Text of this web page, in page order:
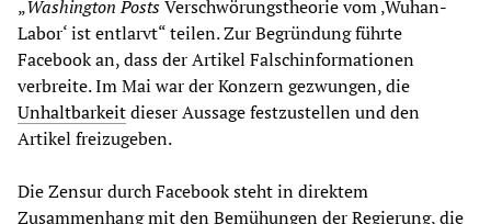
„Washington PostsVerschwörungstheorie vom ‚Wuhan-
Labor‘ ist entlarvt“ teilen. Zur Begründung führte
Facebook an, dass der Artikel Falschinformationen
verbreite. Im Mai war der Konzern gezwungen, die
Unhaltbarkeitdieser Aussage festzustellen und den
Artikel freizugeben.
Die Zensur durch Facebook steht in direktem
Zusammenhang mit den Bemühungen der Regierung, die